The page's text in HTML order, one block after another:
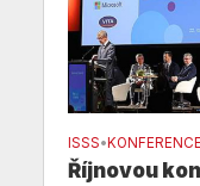
ISSS• KONFERENCE
Říjnovou